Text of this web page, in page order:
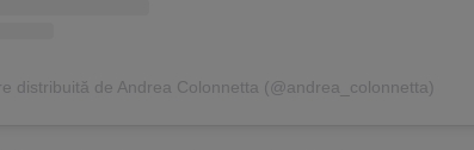
distribuită de Andrea Colonnetta (@andrea_colonnetta)